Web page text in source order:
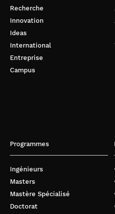
Recherche
Innovation
Ideas
International
Entreprise
Campus
Programmes
Ingénieurs
Masters
Mastère Spécialisé
Doctorat